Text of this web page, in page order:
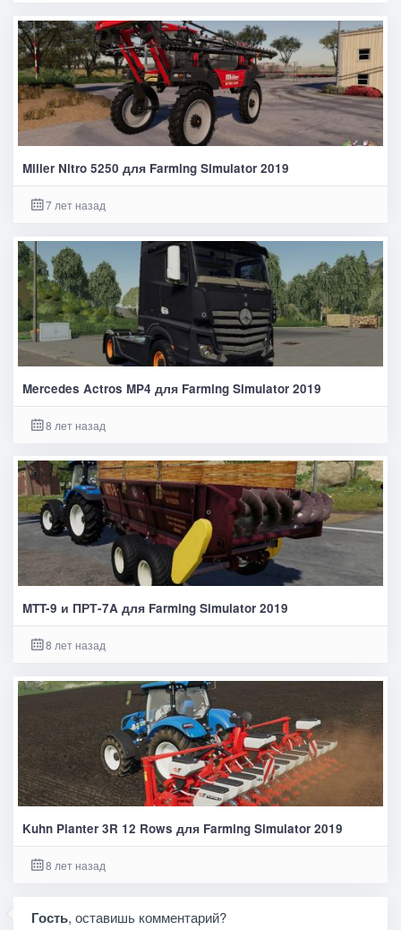
Miller Nitro 5250 для Farming Simulator 2019
7 лет назад
Mercedes Actros MP4 для Farming Simulator 2019
8 лет назад
MTT-9 и ПРТ-7A для Farming Simulator 2019
8 лет назад
Kuhn Planter 3R 12 Rows для Farming Simulator 2019
8 лет назад
Гость, оставишь комментарий?